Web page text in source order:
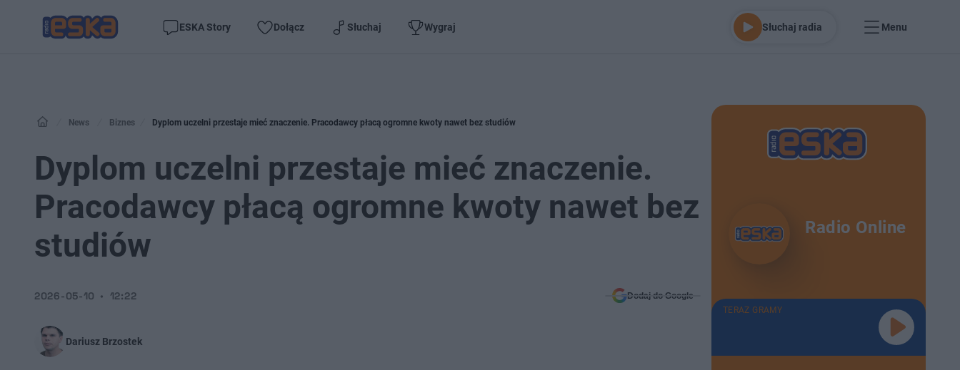
ESKA Story Dołącz Słuchaj Wygraj Słuchaj radia Menu
News Biznes Dyplom uczelni przestaje mieć znaczenie. Pracodawcy płacą ogromne kwoty nawet bez studiów
Dyplom uczelni przestaje mieć znaczenie.
Pracodawcy płacą ogromne kwoty nawet bez
studiów
Dariusz Brzostek
2026-05-10 12:22 Dodaj do Google
Radio Online
TERAZ GRAMY